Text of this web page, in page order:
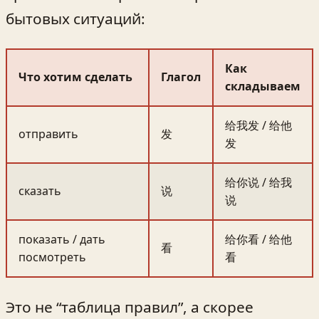
бытовых ситуаций:
Что хотим сделать Глагол
Как
складываем
отправить 发
给我发 / 给他
发
сказать 说
给你说 / 给我
说
показать / дать
посмотреть
看
给你看 / 给他
看
Это не “таблица правил”, а скорее